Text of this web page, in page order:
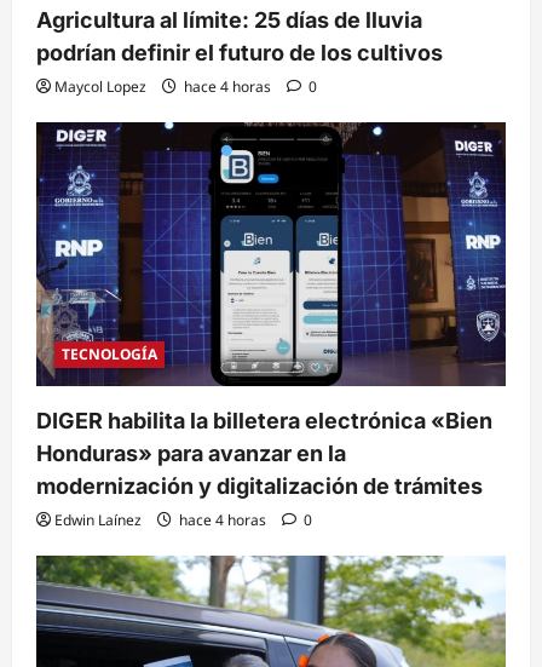
Agricultura al límite: 25 días de lluvia
podrían definir el futuro de los cultivos
Maycol Lopez hace 4 horas 0
TECNOLOGÍA
DIGER habilita la billetera electrónica «Bien
Honduras» para avanzar en la
modernización y digitalización de trámites
Edwin Laínez hace 4 horas 0